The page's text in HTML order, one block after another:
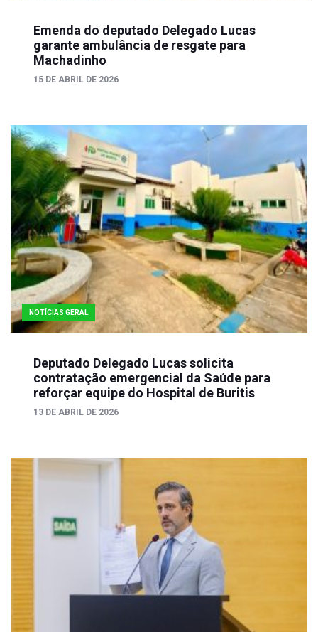
Emenda do deputado Delegado Lucas
garante ambulância de resgate para
Machadinho
15 DE ABRIL DE 2026
NOTÍCIAS GERAL
Deputado Delegado Lucas solicita
contratação emergencial da Saúde para
reforçar equipe do Hospital de Buritis
13 DE ABRIL DE 2026